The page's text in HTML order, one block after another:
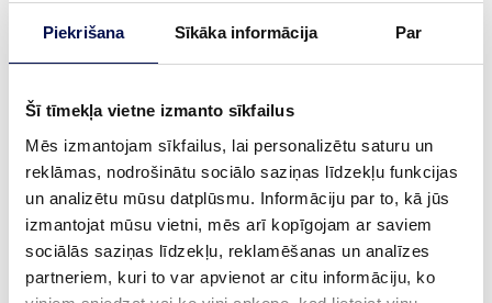
Piekrišana Sīkāka informācija Par
Šī tīmekļa vietne izmanto sīkfailus
Mēs izmantojam sīkfailus, lai personalizētu saturu un
reklāmas, nodrošinātu sociālo saziņas līdzekļu funkcijas
un analizētu mūsu datplūsmu. Informāciju par to, kā jūs
izmantojat mūsu vietni, mēs arī kopīgojam ar saviem
sociālās saziņas līdzekļu, reklamēšanas un analīzes
partneriem, kuri to var apvienot ar citu informāciju, ko
SERTIFIKĀTS:
70% PEFC
GARANTIJA:
2 GADU PRODUKTA GARANTIJA
APDARE (11)
NCS S0502-YNCS S0500-NNCS S3502-YNCS S7000-NNCS S9000-N